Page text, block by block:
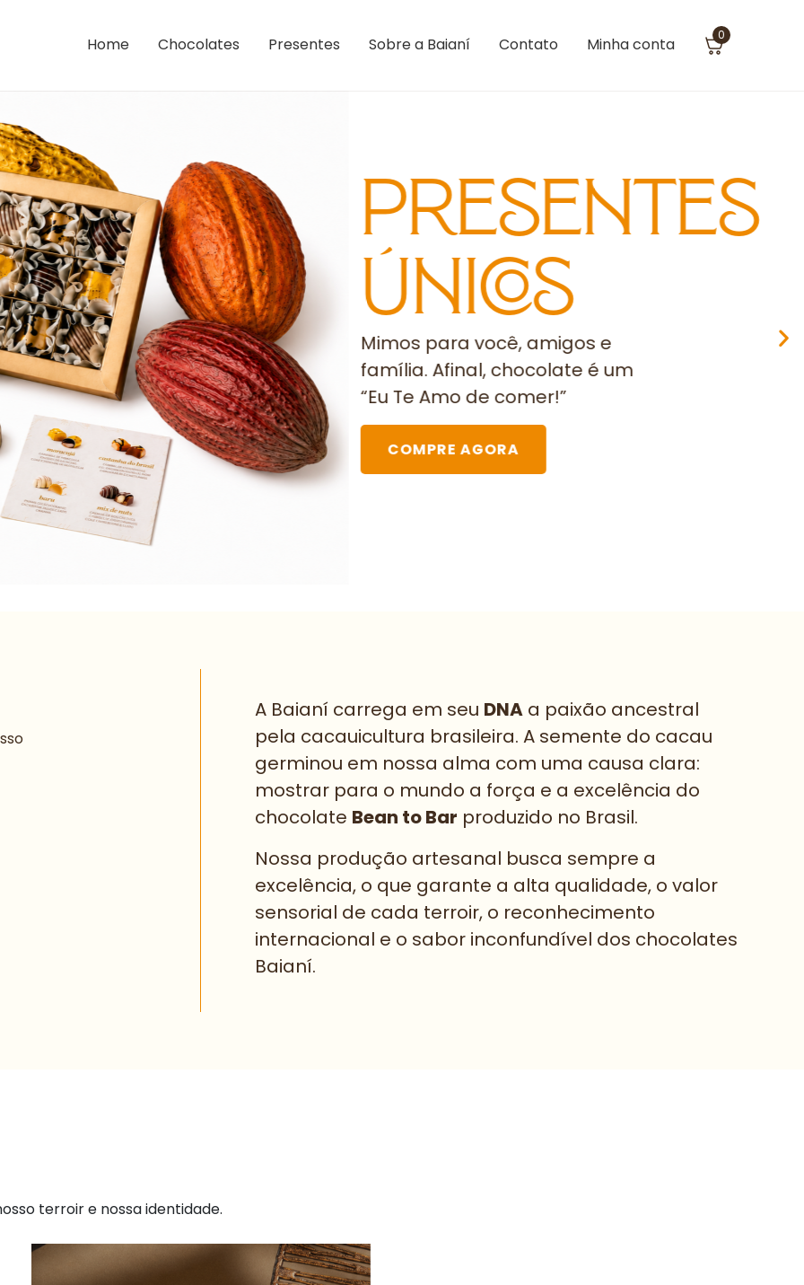
Home Chocolates Presentes Sobre a Baianí Contato Minha conta 0
Presentes
Únicos
Mimos para você, amigos e
família. Afinal, chocolate é um
“Eu Te Amo de comer!”
COMPRE AGORA
A Baianí carrega em seu DNA a paixão ancestral
pela cacauicultura brasileira. A semente do cacau
germinou em nossa alma com uma causa clara:
mostrar para o mundo a força e a excelência do
chocolate Bean to Bar produzido no Brasil.
Nossa produção artesanal busca sempre a
excelência, o que garante a alta qualidade, o valor
sensorial de cada terroir, o reconhecimento
internacional e o sabor inconfundível dos chocolates
Baianí.
terroir e nossa identidade.